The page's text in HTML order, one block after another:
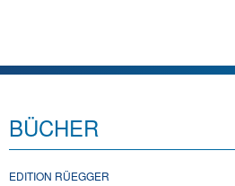
BÜCHER
EDITION RÜEGGER